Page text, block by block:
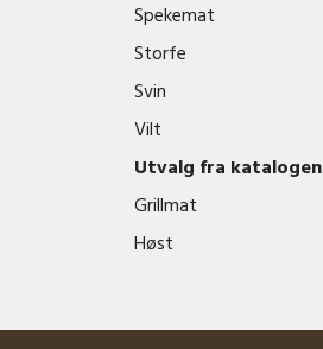
Spekemat
Storfe
Svin
Vilt
Utvalg fra katalogen
Grillmat
Høst